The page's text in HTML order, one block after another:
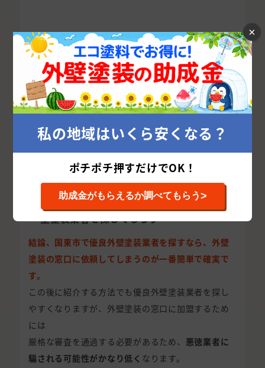
国東市で優良外壁塗装業者を探す方法
外壁塗装を成功させるカギは、国東市の優良外壁
塗装業者を探すことです。
しかし、国東市で腕や評判の良い外壁塗装業者を
どう探せばよいかお悩みの方が多いと思います。
国東市で優良な外壁塗装会社を探すためには、以
下の点に気を付けて探せばグッと確率が上がりま
外壁塗装の窓口に依頼して国東市の優良外
壁塗装業者を探してもらう
結論、国東市で優良外壁塗装業者を探すなら、外壁
塗装の窓口に依頼してしまうのが一番簡単で確実で
す。
この後に紹介する方法でも優良外壁塗装業者を探し
やすくなりますが、外壁塗装の窓口に加盟するため
には
厳格な審査を通過する必要があるため、 悪徳業者に
騙される可能性がかなり低く なります。
×
私の地域はいくら安くなる？
ポチポチ押すだけでOK！
助成金がもらえるか調べてもらう>